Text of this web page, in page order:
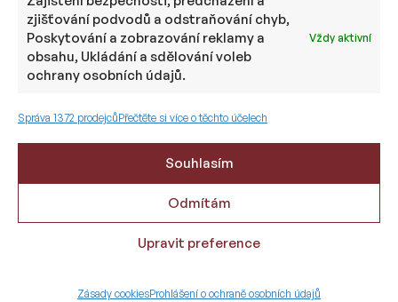
zjišťování podvodů a odstraňování chyb,
Poskytování a zobrazování reklamy a
obsahu, Ukládání a sdělování voleb
ochrany osobních údajů.
Vždy aktivní
Správa 1372 prodejcůPřečtěte si více o těchto účelech
Souhlasím
Odmítám
Upravit preference
Zásady cookiesProhlášení o ochraně osobních údajů
E-MAIL